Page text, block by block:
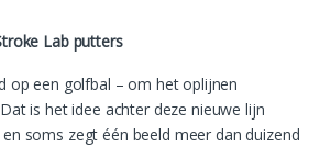
Lab putters
op een golfbal – om het oplijnen
is het idee achter deze nieuwe lijn
soms zegt één beeld meer dan duizend